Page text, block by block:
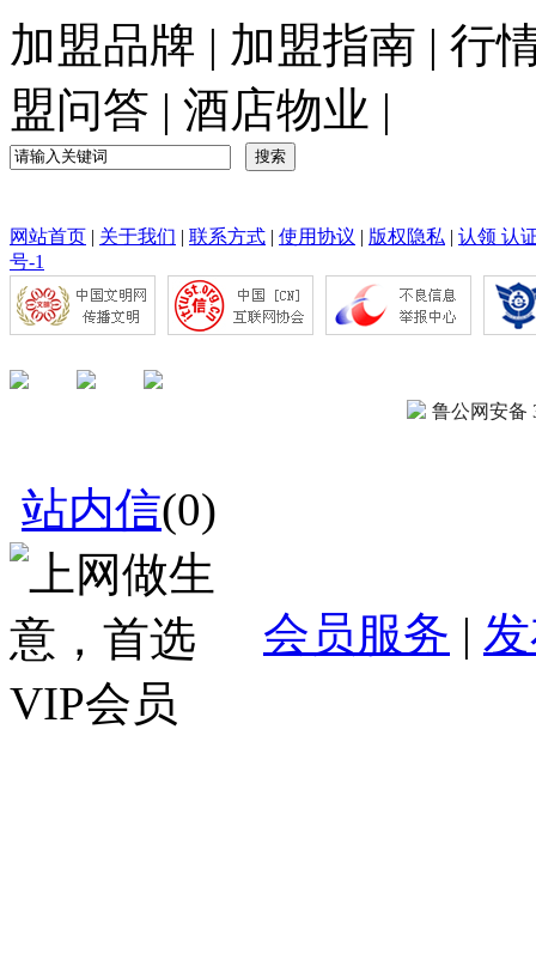
加盟品牌 | 加盟指南 | 行
盟问答 | 酒店物业 |
网站首页 | 关于我们 | 联系方式 | 使用协议 | 版权隐私 | 认领 认
号-1
鲁公网安备
站内信(0)
会员服务 |